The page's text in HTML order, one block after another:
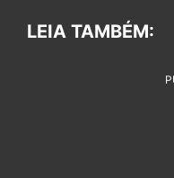
LEIA TAMBÉM: